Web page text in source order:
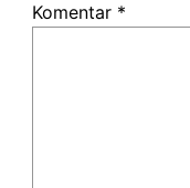
Komentar *